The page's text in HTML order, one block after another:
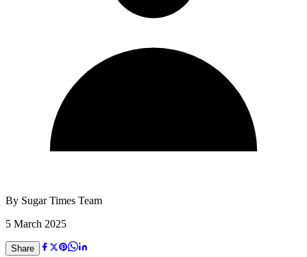
By Sugar Times Team
5 March 2025
Share